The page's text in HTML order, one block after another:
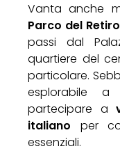
Vanta anche
Parco del Retiro
passi dal
quartiere del
particolare.
esplorabile
partecipare a
italiano per
essenziali.